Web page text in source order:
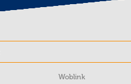
Woblink